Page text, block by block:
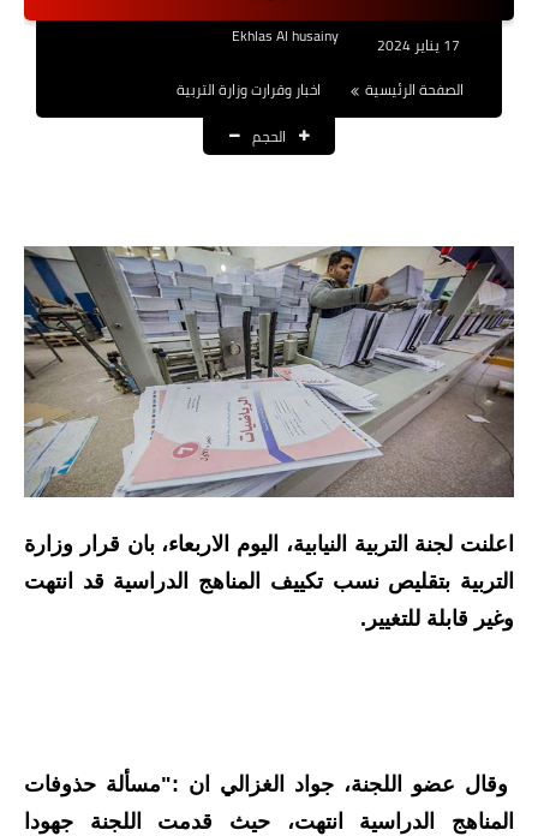
نتائج التعيينات
العقود والاجور اليومية
الرواتب والقروض
القروض والسلف
المنح المالية
قطع الاراضي
اخبار العراق
الاخبار السياسية
الاخبار الاقتصادية
نتائج الامتحانات
Ekhlas Al husainy
الصفحة الرئيسية
اخبار وقرارت وزارة التربية
الحجم
اعلنت لجنة التربية النيابية، اليوم الاربعاء، بان قرار وزارة
التربية بتقليص نسب تكييف المناهج الدراسية قد انتهت
وغير قابلة للتغيير.
وقال عضو اللجنة، جواد الغزالي ان :"مسألة حذوفات
المناهج الدراسية انتهت، حيث قدمت اللجنة جهودا